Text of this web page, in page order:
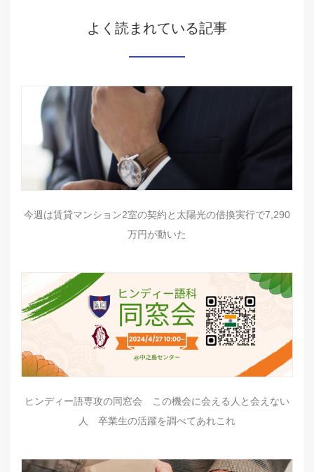
よく読まれている記事
今週は賃貸マンション2室の契約と太陽光の借換実行で7,290
万円が動いた
ヒンディー語専攻の同窓会 この機会に会える人と会えない
人 卒業生の活躍を調べてあれこれ